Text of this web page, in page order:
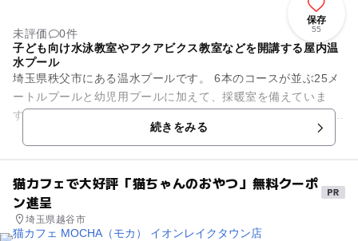
保存
55
未評価
0件
子ども向け水泳教室やアクアビクス教室などを開講する屋内温
水プール
埼玉県秩父市にある温水プールです。 6本のコースが並ぶ25メ
ートルプールと幼児用プールに加えて、採暖室を備えていま
す。 いずれのプールも、水温は一年を通して約30度に保たれて
続きをみる
猫カフェで大好評「猫ちゃんのおやつ」無料クーポ
ン進呈
埼玉県越谷市